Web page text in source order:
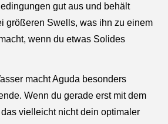
gut aus und behält
größeren Swells, was ihn zu einem
wenn du etwas Solides
macht Aguda besonders
Wenn du gerade erst mit dem
vielleicht nicht dein optimaler